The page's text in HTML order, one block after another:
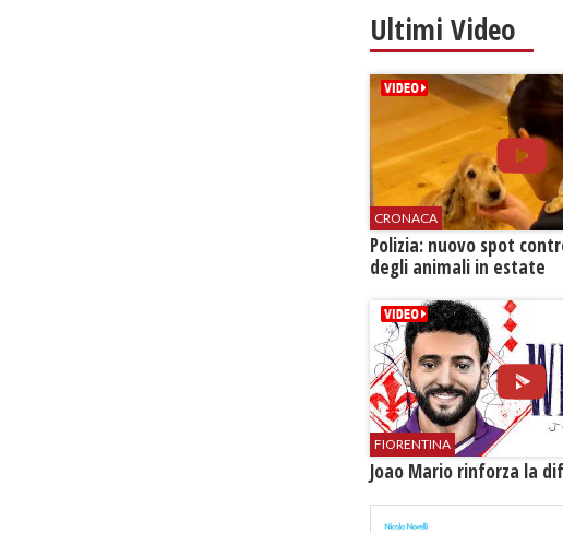
Ultimi Video
CRONACA
Polizia: nuovo spot
degli animali in estate
FIORENTINA
Joao Mario rinforza la